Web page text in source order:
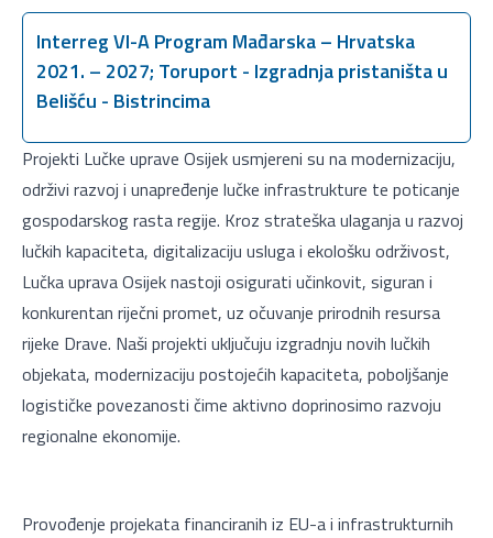
Projekti Lučke uprave Osijek usmjereni su na modernizaciju,
održivi razvoj i unapređenje lučke infrastrukture te poticanje
gospodarskog rasta regije. Kroz strateška ulaganja u razvoj
lučkih kapaciteta, digitalizaciju usluga i ekološku održivost,
Lučka uprava Osijek nastoji osigurati učinkovit, siguran i
konkurentan riječni promet, uz očuvanje prirodnih resursa
rijeke Drave. Naši projekti uključuju izgradnju novih lučkih
objekata, modernizaciju postojećih kapaciteta, poboljšanje
logističke povezanosti čime aktivno doprinosimo razvoju
regionalne ekonomije.
Provođenje projekata financiranih iz EU-a i infrastrukturnih
Interreg VI-A Program Mađarska – Hrvatska
2021. – 2027; Toruport - Izgradnja pristaništa u
Belišću - Bistrincima